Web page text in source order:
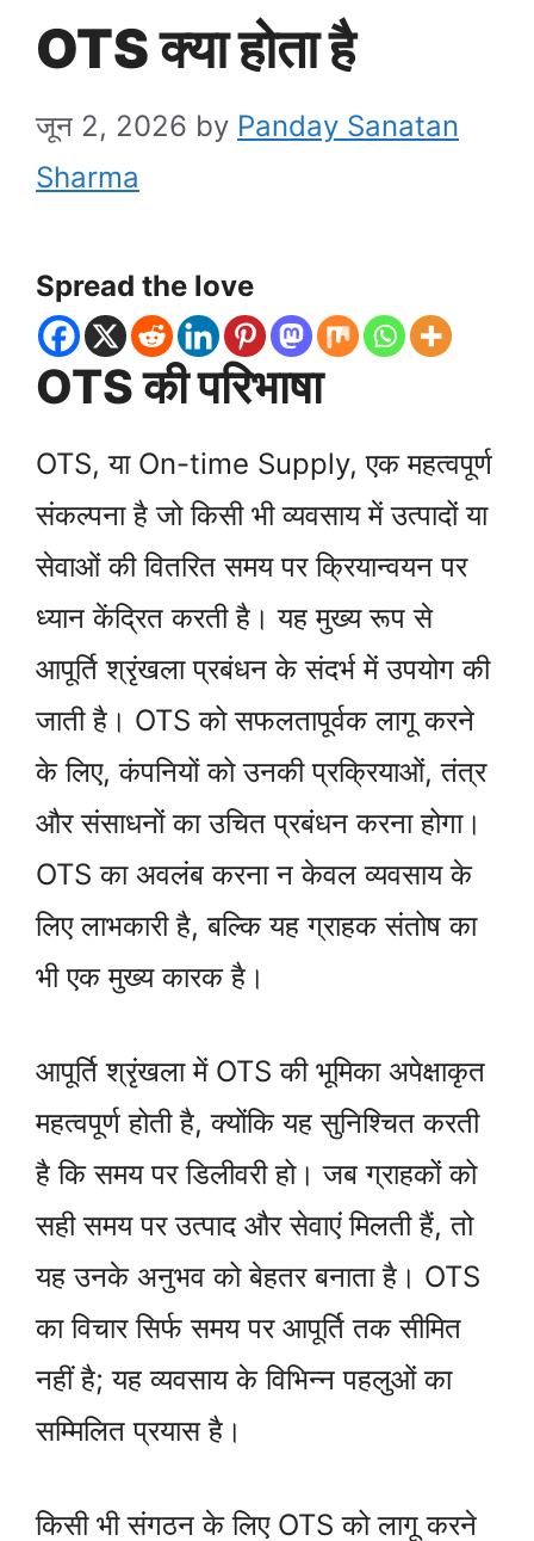
OTS क्या होता है
जून 2, 2026 by Panday Sanatan
Sharma
Spread the love
OTS की परिभाषा
OTS, या On-time Supply, एक महत्वपूर्ण
संकल्पना है जो किसी भी व्यवसाय में उत्पादों या
सेवाओं की वितरित समय पर क्रियान्वयन पर
ध्यान केंद्रित करती है। यह मुख्य रूप से
आपूर्ति श्रृंखला प्रबंधन के संदर्भ में उपयोग की
जाती है। OTS को सफलतापूर्वक लागू करने
के लिए, कंपनियों को उनकी प्रक्रियाओं, तंत्र
और संसाधनों का उचित प्रबंधन करना होगा।
OTS का अवलंब करना न केवल व्यवसाय के
लिए लाभकारी है, बल्कि यह ग्राहक संतोष का
भी एक मुख्य कारक है।
आपूर्ति श्रृंखला में OTS की भूमिका अपेक्षाकृत
महत्वपूर्ण होती है, क्योंकि यह सुनिश्चित करती
है कि समय पर डिलीवरी हो। जब ग्राहकों को
सही समय पर उत्पाद और सेवाएं मिलती हैं, तो
यह उनके अनुभव को बेहतर बनाता है। OTS
का विचार सिर्फ समय पर आपूर्ति तक सीमित
नहीं है; यह व्यवसाय के विभिन्न पहलुओं का
सम्मिलित प्रयास है।
किसी भी संगठन के लिए OTS को लागू करने